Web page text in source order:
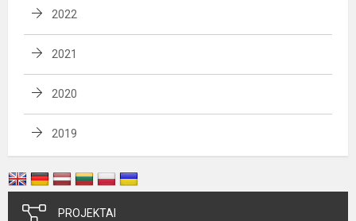
2022
2021
2020
2019
PROJEKTAI